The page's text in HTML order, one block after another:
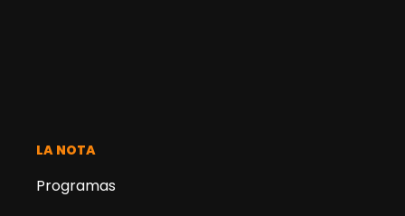
LA NOTA
Programas